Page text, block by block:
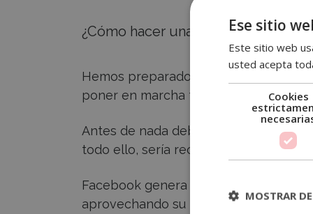
¿Cómo hacer una estrategia básica
Hemos preparado un menú sencillo
poner en marcha tres redes sociales
Antes de nada debes entender para
todo ello, sería recomendable que
Facebook genera notoriedad y
aprovechando su inmediatez y con
Ese sitio
Este sitio web
usted acepta
Cookies
MOSTRAR